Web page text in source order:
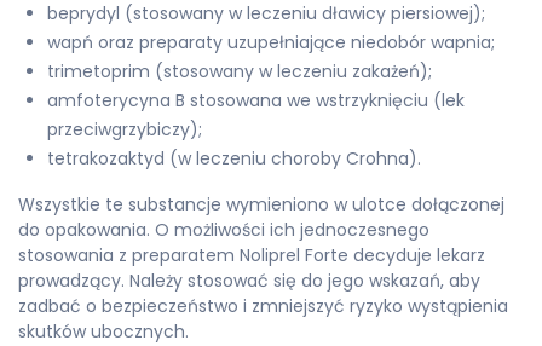
beprydyl (stosowany w leczeniu dławicy piersiowej);
wapń oraz preparaty uzupełniające niedobór wapnia;
trimetoprim (stosowany w leczeniu zakażeń);
amfoterycyna B stosowana we wstrzyknięciu (lek
przeciwgrzybiczy);
tetrakozaktyd (w leczeniu choroby Crohna).
Wszystkie te substancje wymieniono w ulotce dołączonej
do opakowania. O możliwości ich jednoczesnego
stosowania z preparatem Noliprel Forte decyduje lekarz
prowadzący. Należy stosować się do jego wskazań, aby
zadbać o bezpieczeństwo i zmniejszyć ryzyko wystąpienia
skutków ubocznych.